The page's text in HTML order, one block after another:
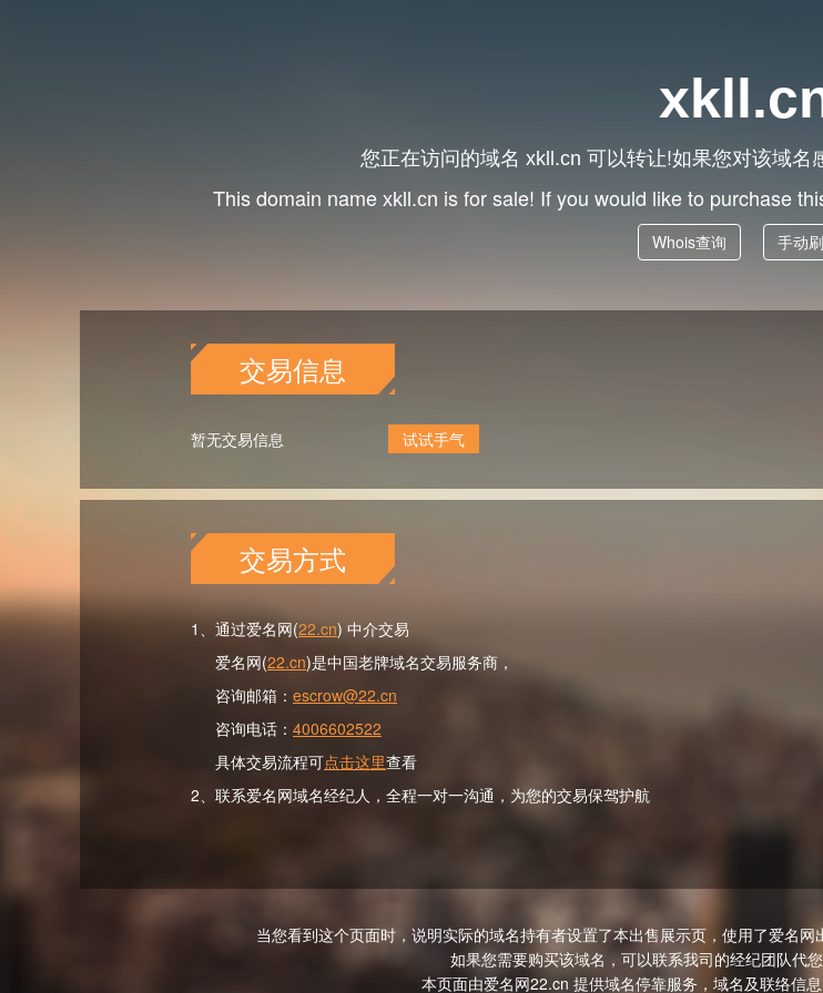
您正在访问的域名 xkll.cn 可以转让!如果您对该域名
This domain name xkll.cn is for sale! If you would like to purchase
Whois查询 手动
交易信息
暂无交易信息 试试手气
交易方式
1、通过爱名网(22.cn) 中介交易
爱名网(22.cn)是中国老牌域名交易服务商，
咨询邮箱： escrow@22.cn
咨询电话： 4006602522
具体交易流程可点击这里查看
2、联系爱名网域名经纪人，全程一对一沟通，为您的交易保驾护航
当您看到这个页面时，说明实际的域名持有者设置了本出售展示页，使用了爱名
如果您需要购买该域名，可以联系我司的经纪团队代
本页面由爱名网22.cn 提供域名停靠服务，域名及联络信